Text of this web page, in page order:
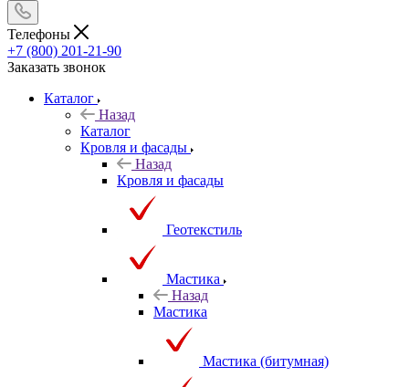
Телефоны
+7 (800) 201-21-90
Заказать звонок
Каталог
Назад
Каталог
Кровля и фасады
Назад
Кровля и фасады
Геотекстиль
Мастика
Назад
Мастика
Мастика (битумная)